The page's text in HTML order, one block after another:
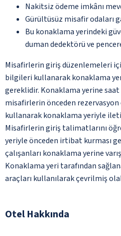
Nakitsiz ödeme imkânı
Gürültüsüz misafir odaları
Bu konaklama yerindeki
duman dedektörü ve
Misafirlerin giriş düzenlemeleri
bilgileri kullanarak konaklama
gereklidir. Konaklama yerine saat
misafirlerin önceden
kullanarak konaklama yeriyle
Misafirlerin giriş talimatlarını
yeriyle önceden irtibat kurması
çalışanları konaklama yerine
Konaklama yeri tarafından
araçları kullanılarak çevrilmiş
Otel Hakkında